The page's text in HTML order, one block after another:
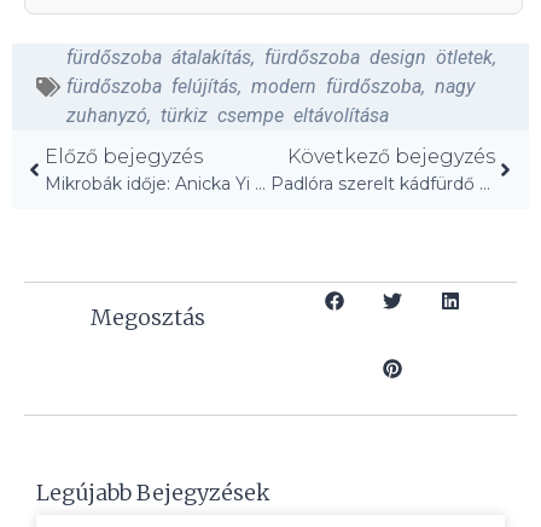
fürdőszoba átalakítás, fürdőszoba design ötletek,
fürdőszoba felújítás, modern fürdőszoba, nagy
zuhanyzó, türkiz csempe eltávolítása
Előző bejegyzés
Mikrobák idője: Anicka Yi érzékszervekkel játszik
Következő bejegyzés
Padlóra szerelt kádfürdő csaptelep: az új trend a fürdőszobában
Megosztás
Legújabb Bejegyzések